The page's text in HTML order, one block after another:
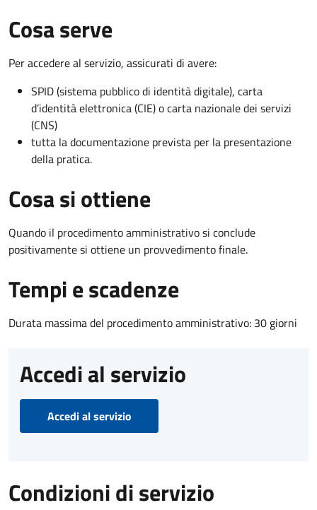
Cosa serve
Per accedere al servizio, assicurati di avere:
SPID (sistema pubblico di identità digitale), carta
d’identità elettronica (CIE) o carta nazionale dei servizi
(CNS)
tutta la documentazione prevista per la presentazione
della pratica.
Cosa si ottiene
Quando il procedimento amministrativo si conclude
positivamente si ottiene un provvedimento finale.
Tempi e scadenze
Durata massima del procedimento amministrativo: 30 giorni
Accedi al servizio
Accedi al servizio
Condizioni di servizio